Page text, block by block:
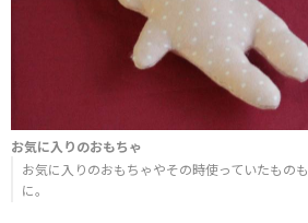
お気に入りのおもちゃ
お気に入りのおもちゃやその時使っていたもの
に。